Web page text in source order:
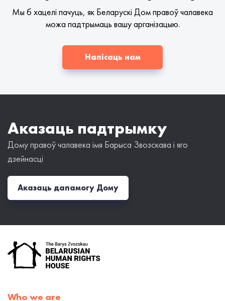
Мы б хацелі пачуць, як Беларускі Дом правоў чалавека
можа падтрымаць вашу арганізацыю.
Напісаць нам
Аказаць падтрымку
Дому правоў чалавека імя Барыса Звозскава і яго
дзейнасці
Аказаць дапамогу Дому
Who we are